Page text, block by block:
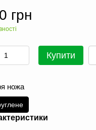
грн
Купити
ножа